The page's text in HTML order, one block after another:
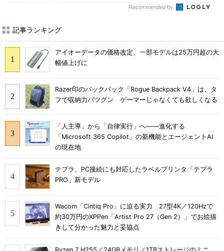
Recommended by
記事ランキング
アイオーデータの価格改定、一部モデルは25万円超の大
幅値上げに
Razer印のバックパック「Rogue Backpack V4」は、タ
フで収納力バツグン ゲーマーじゃなくても欲しくなる
「人主導」から「自律実行」へ――進化する
「Microsoft 365 Copilot」の新機能とエージェントAI
の現在地
テプラ、PC接続にも対応したラベルプリンタ「テプラ
PRO」新モデル
Wacom「Cintiq Pro」に迫る実力 27型4K／120Hzで
約30万円のXPPen「Artist Pro 27（Gen 2）」でお絵描
きして分かった魅力と妥協点